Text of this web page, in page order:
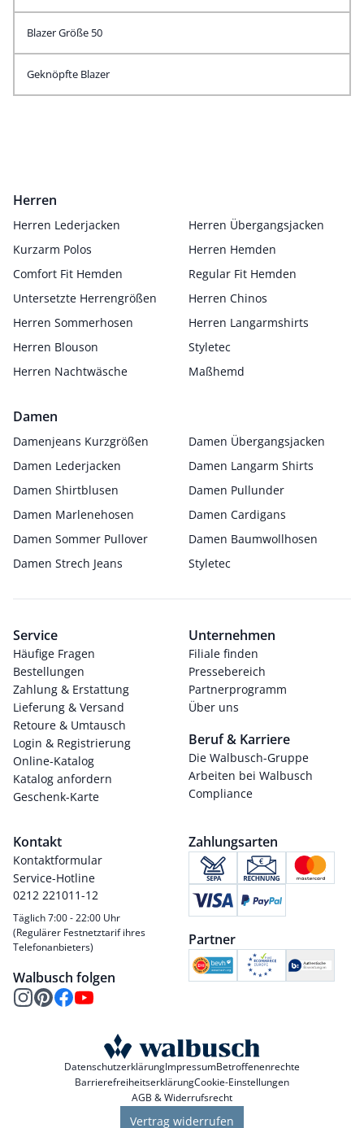
Blazer Größe 50
Geknöpfte Blazer
Herren
Herren Lederjacken
Herren Übergangsjacken
Kurzarm Polos
Herren Hemden
Comfort Fit Hemden
Regular Fit Hemden
Untersetzte Herrengrößen
Herren Chinos
Herren Sommerhosen
Herren Langarmshirts
Herren Blouson
Styletec
Herren Nachtwäsche
Maßhemd
Damen
Damenjeans Kurzgrößen
Damen Übergangsjacken
Damen Lederjacken
Damen Langarm Shirts
Damen Shirtblusen
Damen Pullunder
Damen Marlenehosen
Damen Cardigans
Damen Sommer Pullover
Damen Baumwollhosen
Damen Strech Jeans
Styletec
Service
Häufige Fragen
Bestellungen
Zahlung & Erstattung
Lieferung & Versand
Retoure & Umtausch
Login & Registrierung
Online-Katalog
Katalog anfordern
Geschenk-Karte
Unternehmen
Filiale finden
Pressebereich
Partnerprogramm
Über uns
Beruf & Karriere
Die Walbusch-Gruppe
Arbeiten bei Walbusch
Compliance
Kontakt
Kontaktformular
Service-Hotline
0212 221011-12
Täglich 7:00 - 22:00 Uhr
(Regulärer Festnetztarif ihres
Telefonanbieters)
Walbusch folgen
Zahlungsarten
Partner
DatenschutzerklärungImpressumBetroffenenrechte
BarrierefreiheitserklärungCookie-Einstellungen
AGB & Widerrufsrecht
Vertrag widerrufen